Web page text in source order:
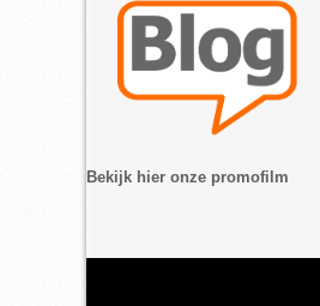
Bekijk hier onze promofilm